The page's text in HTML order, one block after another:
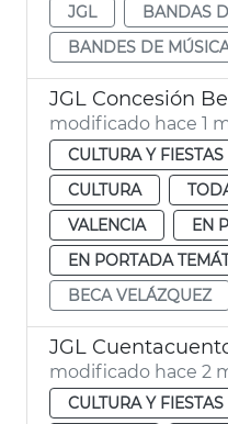
JGL
BANDAS
BANDES DE
JGL Concesión
modificado hace 1
CULTURA Y
CULTURA
VALENCIA
EN
EN PORTADA
BECA VELÁZQUEZ
modificado hace 2
CULTURA Y